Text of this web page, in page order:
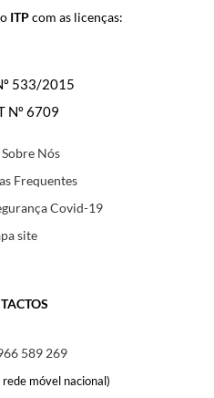
ITPcom as licenças:
533/2015
Nº 6709
Nós
Frequentes
Covid-19
site
589 269
móvel nacional)